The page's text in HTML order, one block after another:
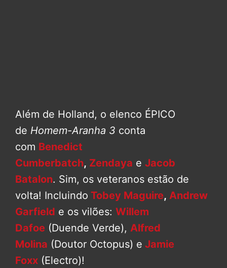
Além de Holland, o elenco ÉPICO
de Homem-Aranha 3 conta
com Benedict
Cumberbatch, Zendaya e Jacob
Batalon. Sim, os veteranos estão de
volta! Incluindo Tobey Maguire, Andrew
Garfield e os vilões: Willem
Dafoe (Duende Verde), Alfred
Molina (Doutor Octopus) e Jamie
Foxx (Electro)!